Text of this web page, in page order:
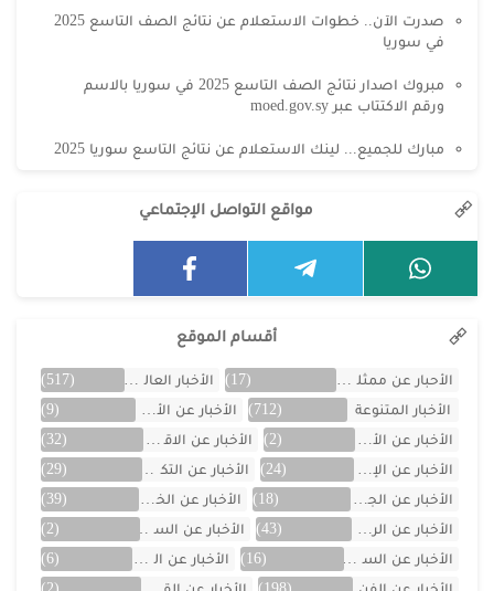
صدرت الآن.. خطوات الاستعلام عن نتائج الصف التاسع 2025
في سوريا
مبروك اصدار نتائج الصف التاسع 2025 في سوريا بالاسم
ورقم الاكتتاب عبر moed.gov.sy
مبارك للجميع... لينك الاستعلام عن نتائج التاسع سوريا 2025
مواقع التواصل الإجتماعي
أقسام الموقع
الأحبار عن ممثلين الخليج (17) الأخبار العالمية
(517)
الأخبار المتنوعة
(712) الأخبار عن الأردن
(9)
الأخبار عن الأفلام
(2) الأخبار عن الاقتصاد
(32)
الأخبار عن الإمارات
(24) الأخبار عن التكنولوجيا
(29)
الأخبار عن الجزائر
(18) الأخبار عن الخليج
(39)
الأخبار عن الرياضة
(43) الأخبار عن السعودية
(2)
الأخبار عن السيارات
(16) الأخبار عن العراق
(6)